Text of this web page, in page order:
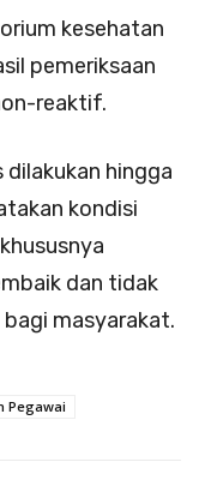
kesehatan
pemeriksaan
reaktif.
dilakukan hingga
kondisi
dan tidak
masyarakat.
Pegawai